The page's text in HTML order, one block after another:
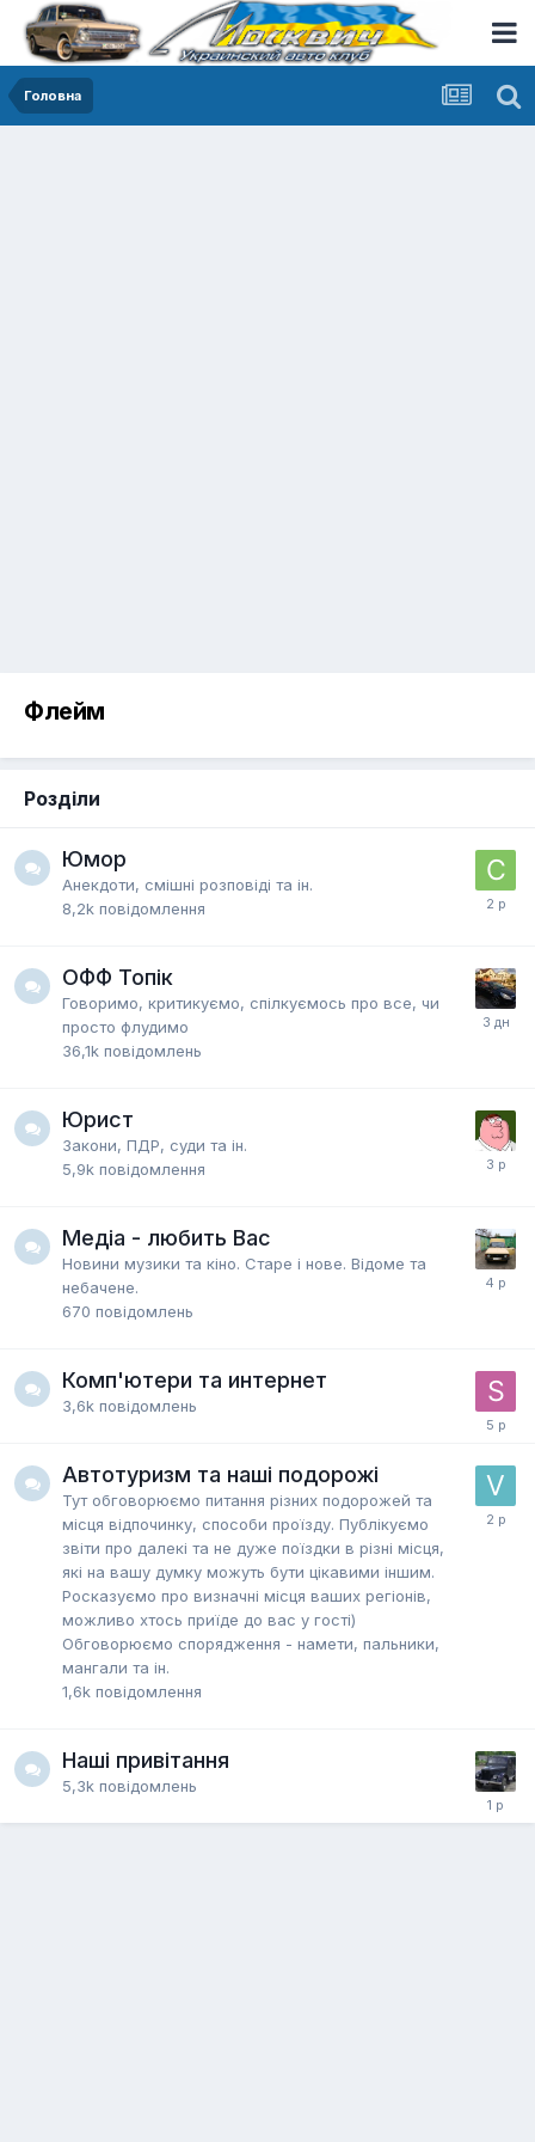
Головна
Флейм
Розділи
Юмор
Анекдоти, смішні розповіді та ін.
8,2k повідомлення
ОФФ Топік
Говоримо, критикуємо, спілкуємось про все, чи
просто флудимо
36,1k повідомлень
Юрист
Закони, ПДР, суди та ін.
5,9k повідомлення
Медіа - любить Вас
Новини музики та кіно. Старе і нове. Відоме та
небачене.
670 повідомлень
Комп'ютери та интернет
3,6k повідомлень
Автотуризм та наші подорожі
Тут обговорюємо питання різних подорожей та
місця відпочинку, способи проїзду. Публікуємо
звіти про далекі та не дуже поїздки в різні місця,
які на вашу думку можуть бути цікавими іншим.
Росказуємо про визначні місця ваших регіонів,
можливо хтось приїде до вас у гості)
Обговорюємо спорядження - намети, пальники,
мангали та ін.
1,6k повідомлення
Наші привітання
5,3k повідомлень